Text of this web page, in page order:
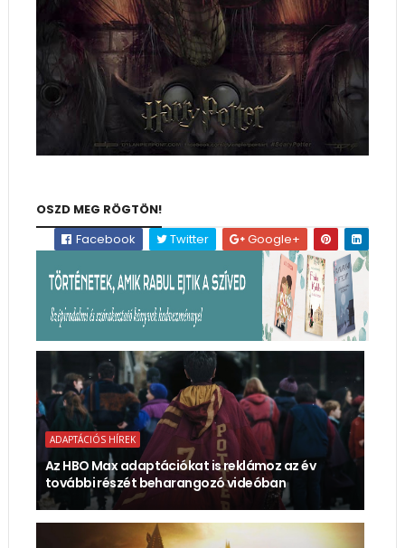
OSZD MEG RÖGTÖN!
Facebook
Twitter Google+
ADAPTÁCIÓS HÍREK
Az HBO Max adaptációkat is reklámoz az év
további részét beharangozó videóban